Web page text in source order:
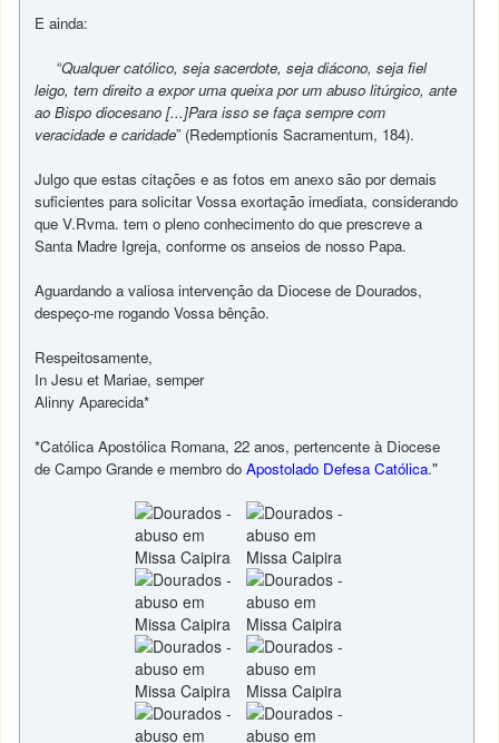
E ainda:
“Qualquer católico, seja sacerdote, seja diácono, seja fiel
leigo, tem direito a expor uma queixa por um abuso litúrgico, ante
ao Bispo diocesano [...]Para isso se faça sempre com
veracidade e caridade” (Redemptionis Sacramentum, 184).
Julgo que estas citações e as fotos em anexo são por demais
suficientes para solicitar Vossa exortação imediata, considerando
que V.Rvma. tem o pleno conhecimento do que prescreve a
Santa Madre Igreja, conforme os anseios de nosso Papa.
Aguardando a valiosa intervenção da Diocese de Dourados,
despeço-me rogando Vossa bênção.
Respeitosamente,
In Jesu et Mariae, semper
Alinny Aparecida*
*Católica Apostólica Romana, 22 anos, pertencente à Diocese
de Campo Grande e membro doApostolado Defesa Católica."